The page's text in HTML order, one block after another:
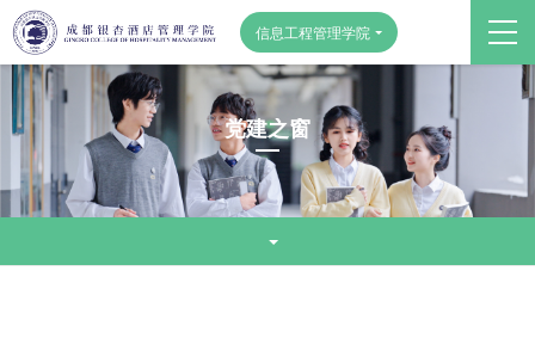
信息工程管理学院
党建之窗